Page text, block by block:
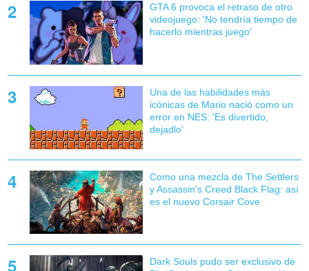
GTA 6 provoca el retraso de otro
videojuego: 'No tendría tiempo de
hacerlo mientras juego'
Una de las habilidades más
icónicas de Mario nació como un
error en NES: 'Es divertido,
dejadlo'
Como una mezcla de The Settlers
y Assassin's Creed Black Flag: así
es el nuevo Corsair Cove
Dark Souls pudo ser exclusivo de